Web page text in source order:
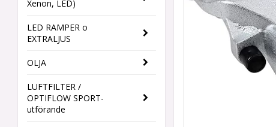
Xenon, LED)
LED RAMPER o
EXTRALJUS
OLJA
LUFTFILTER /
OPTIFLOW SPORT-
utförande